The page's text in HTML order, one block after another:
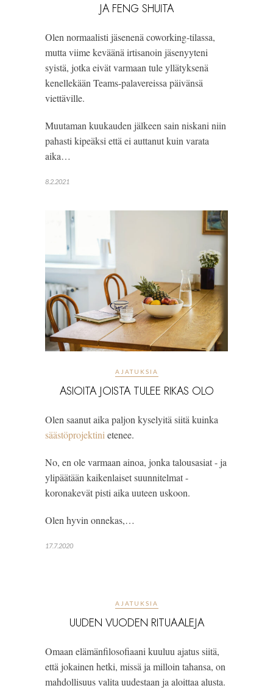
JA FENG SHUITA
Olen normaalisti jäsenenä coworking-tilassa,
mutta viime keväänä irtisanoin jäsenyyteni
syistä, jotka eivät varmaan tule yllätyksenä
kenellekään Teams-palavereissa päivänsä
viettäville.
Muutaman kuukauden jälkeen sain niskani niin
pahasti kipeäksi että ei auttanut kuin varata
aika…
8.2.2021
AJATUKSIA
ASIOITA JOISTA TULEE RIKAS OLO
Olen saanut aika paljon kyselyitä siitä kuinka
säästöprojektini etenee.
No, en ole varmaan ainoa, jonka talousasiat - ja
ylipäätään kaikenlaiset suunnitelmat -
koronakevät pisti aika uuteen uskoon.
Olen hyvin onnekas,…
17.7.2020
AJATUKSIA
UUDEN VUODEN RITUAALEJA
Omaan elämänfilosofiaani kuuluu ajatus siitä,
että jokainen hetki, missä ja milloin tahansa, on
mahdollisuus valita uudestaan ja aloittaa alusta.